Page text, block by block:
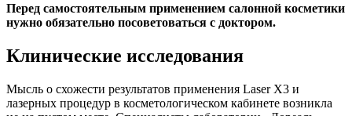
Перед самостоятельным применением салонной косметики
нужно обязательно посоветоваться с доктором.
Клинические исследования
Мысль о схожести результатов применения Laser X3 и
лазерных процедур в косметологическом кабинете возникла